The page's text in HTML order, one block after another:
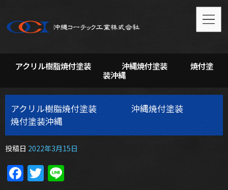
アクリル樹脂焼付塗装 沖縄焼付塗装 焼付塗
装沖縄
アクリル樹脂焼付塗装 沖縄焼付塗装
焼付塗装沖縄
投稿日 2022年3月15日
Facebook
Twitter